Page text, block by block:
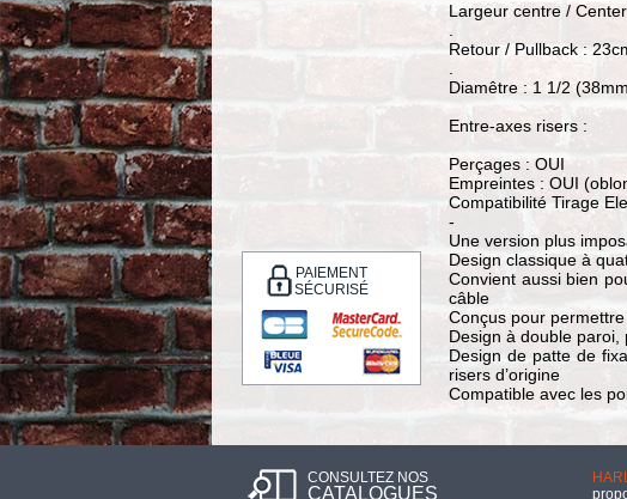
PAIEMENT
SÉCURISÉ
Largeur centre /
Retour / Pullback :
Diamêtre : 1 1/2
Entre-axes risers :
Perçages : OUI
Empreintes : OUI
Compatibilité Tirage
-
Une version plus
Design classique à
Convient aussi bien
câble
Conçus pour
Design à double
Design de patte de
risers d’origine
Compatible avec les
CONSULTEZ NOS
CATALOGUES